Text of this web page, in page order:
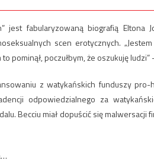
jest fabularyzowaną biografią
scen erotycznych.
to pominął, poczułbym, że oszukuję
z watykańskich funduszy pro-
odpowiedzialnego za
Becciu miał dopuścić się